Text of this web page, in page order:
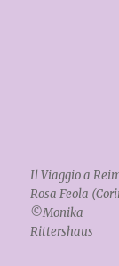
Il Viaggio a
Rosa Feola
©Monika
Rittershaus